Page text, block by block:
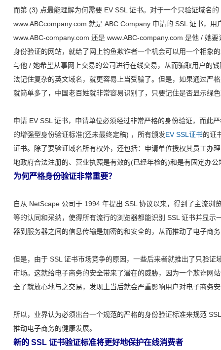
而第 (3) 点最能理解为何需要 EV SSL 证书。对于一个只验证域名
www.ABCcompany.com 就是 ABC Company 申请的 SSL 证书，
www.ABC-company.com 还是 www.ABC-company.com 是他 / 她
身份验证的网站，就给了网上钓鱼欺诈者一个机会可以用一个相象
与他 / 她希望从事网上交易的公司进行在线交易，从而骗取用户的
法记住复杂的英文域名，就更容易上当受骗了。但是，如果通过严
就简单多了，中国老百姓就非常容易识别了，只要记住是否显示绿
申请 EV SSL 证书，申请单位必须经过非常严格的身份验证，而此
的增强型身份验证标准(还未最终定稿) ，所有颁发EV SSL证书的证
证书。除了要验证域名所有权外，还包括：申请单位授权其员工办
地政府合法注册的、营业执照是有效的(已经年检的)和是有固定办公
为何严格身份验证非常重要？
自从 NetScape 公司于 1994 年提出 SSL 协议以来，得到了主流浏
等的认同和采纳，使得所有流行的浏览器都能识别 SSL 证书并显
器到服务器之间的信息传输是加密的和安全的，从而推动了电子商
但是，由于 SSL 证书市场竞争的原因，一些后来者就推出了只验证
市场。这就给电子商务的安全带来了潜在的威胁，因为一个欺诈网
全了就放心地与之交易，发现上当后就会严重影响用户对电子商务
所以，业界认为必须出台一个规范的严格的身份验证标准来规范
推动电子商务的健康发展。
新的 SSL 证书验证标准将更好地保护在线消费者